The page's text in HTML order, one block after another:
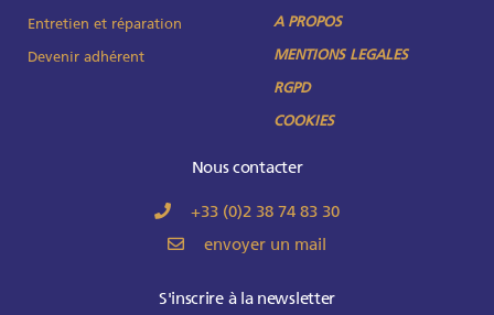
Entretien et réparation
Devenir adhérent
A PROPOS
MENTIONS LEGALES
RGPD
COOKIES
Nous contacter
+33 (0)2 38 74 83 30
envoyer un mail
S'inscrire à la newsletter